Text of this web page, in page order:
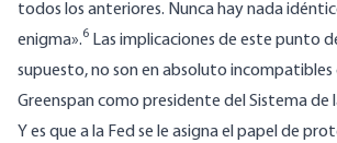
todos los anteriores. Nunca hay nada
enigma».6 Las implicaciones de este punto
supuesto, no son en absoluto incompatibles
Greenspan como presidente del Sistema de
Y es que a la Fed se le asigna el papel de